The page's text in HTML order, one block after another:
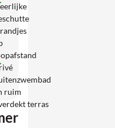
ruim
terras